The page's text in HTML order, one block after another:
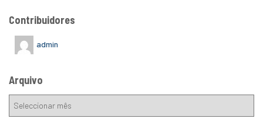
Contribuidores
admin
Arquivo